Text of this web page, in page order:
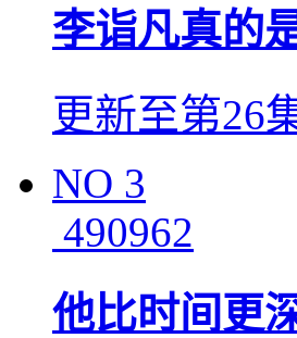
李诣凡真的
更新至第26
NO 3
490962
他比时间更